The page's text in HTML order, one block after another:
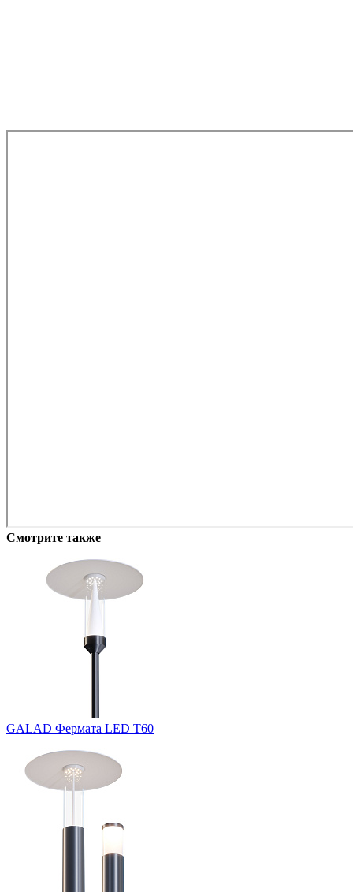
Смотрите также
GALAD Фермата LED Т60